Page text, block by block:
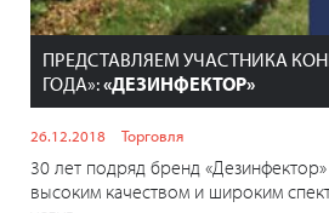
ПРЕДСТАВЛЯЕМ УЧАСТНИКА
ГОДА»:«ДЕЗИНФЕКТОР»
26.12.2018 Торговля
30 лет подряд бренд
высоким качеством и широким